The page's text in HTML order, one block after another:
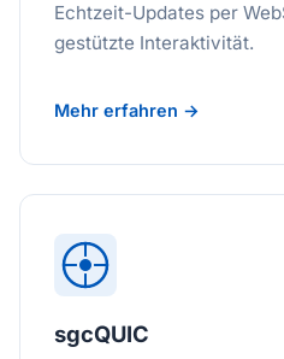
Echtzeit-Updates per
gestützte Interaktivität.
Mehr erfahren →
sgcQUIC